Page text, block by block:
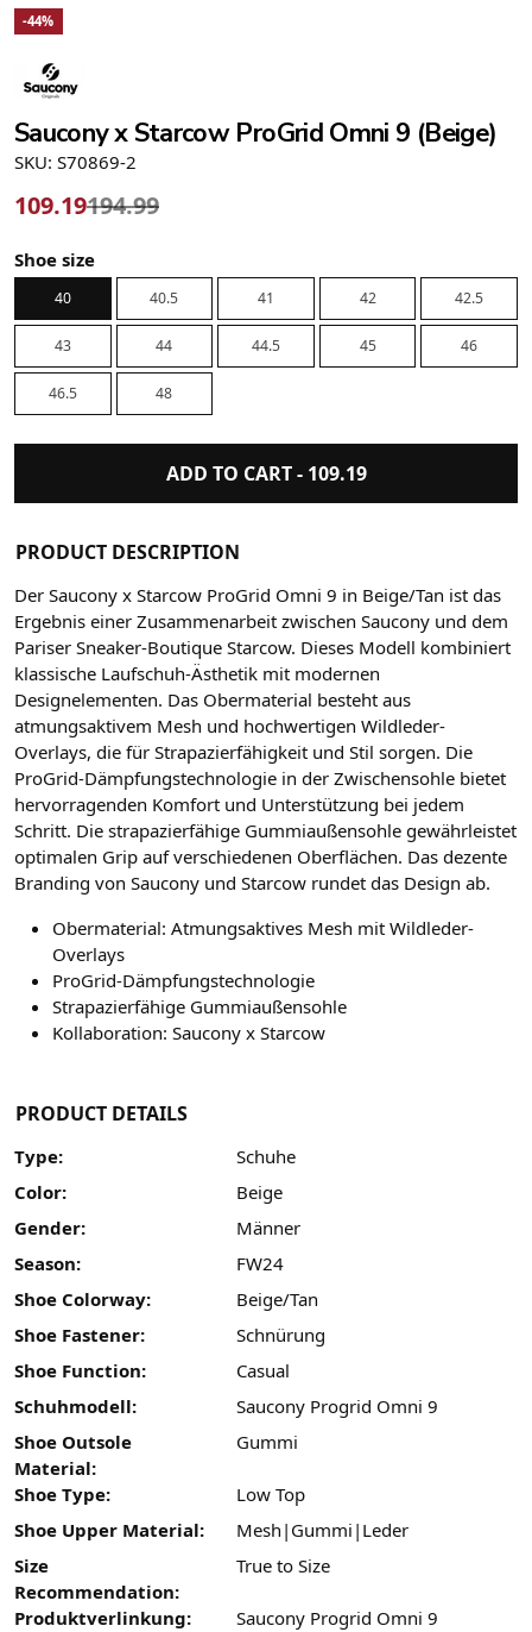
-44%
Saucony x Starcow ProGrid Omni 9 (Beige)
SKU: S70869-2
109.19194.99
Shoe size
40 40.5 41 42 42.5
43 44 44.5 45 46
46.5 48
ADD TO CART - 109.19
PRODUCT DESCRIPTION
Der Saucony x Starcow ProGrid Omni 9 in Beige/Tan ist das
Ergebnis einer Zusammenarbeit zwischen Saucony und dem
Pariser Sneaker-Boutique Starcow. Dieses Modell kombiniert
klassische Laufschuh-Ästhetik mit modernen
Designelementen. Das Obermaterial besteht aus
atmungsaktivem Mesh und hochwertigen Wildleder-
Overlays, die für Strapazierfähigkeit und Stil sorgen. Die
ProGrid-Dämpfungstechnologie in der Zwischensohle bietet
hervorragenden Komfort und Unterstützung bei jedem
Schritt. Die strapazierfähige Gummiaußensohle gewährleistet
optimalen Grip auf verschiedenen Oberflächen. Das dezente
Branding von Saucony und Starcow rundet das Design ab.
Obermaterial: Atmungsaktives Mesh mit Wildleder-
Overlays
ProGrid-Dämpfungstechnologie
Strapazierfähige Gummiaußensohle
Kollaboration: Saucony x Starcow
PRODUCT DETAILS
Type:
Schuhe
Color:
Beige
Gender:
Männer
Season:
FW24
Shoe Colorway:
Beige/Tan
Shoe Fastener:
Schnürung
Shoe Function:
Casual
Schuhmodell:
Saucony Progrid Omni 9
Shoe Outsole
Material:
Gummi
Shoe Type:
Low Top
Shoe Upper Material:
Mesh|Gummi|Leder
Size
Recommendation:
True to Size
Produktverlinkung: Saucony Progrid Omni 9